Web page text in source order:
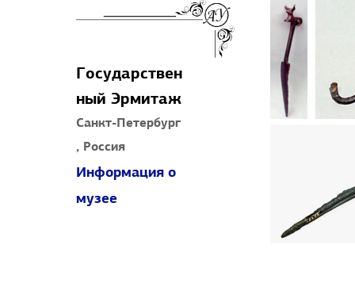
Государствен
ный Эрмитаж
Санкт-Петербург
, Россия
Информация о
музее